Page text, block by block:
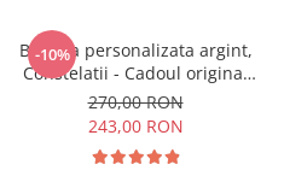
-10%
Bratara personalizata argint,
Constelatii - Cadoul original
pentru sora sau prietena ta
270,00 RON
243,00 RON